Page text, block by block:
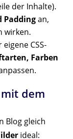
der Inhalte).
Paddingan,
wirken.
eigene CSS-
Farben
mit dem
Blog gleich
ideal: